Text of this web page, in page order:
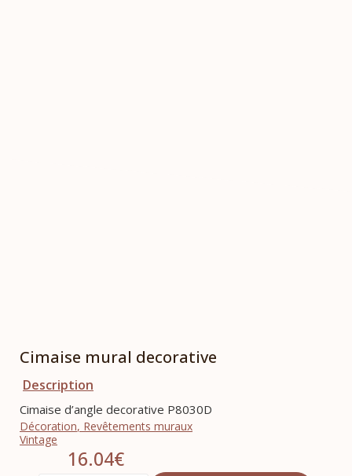
Cimaise mural decorative
Description
Cimaise d’angle decorative P8030D
Décoration, Revêtements muraux
Vintage
16.04€